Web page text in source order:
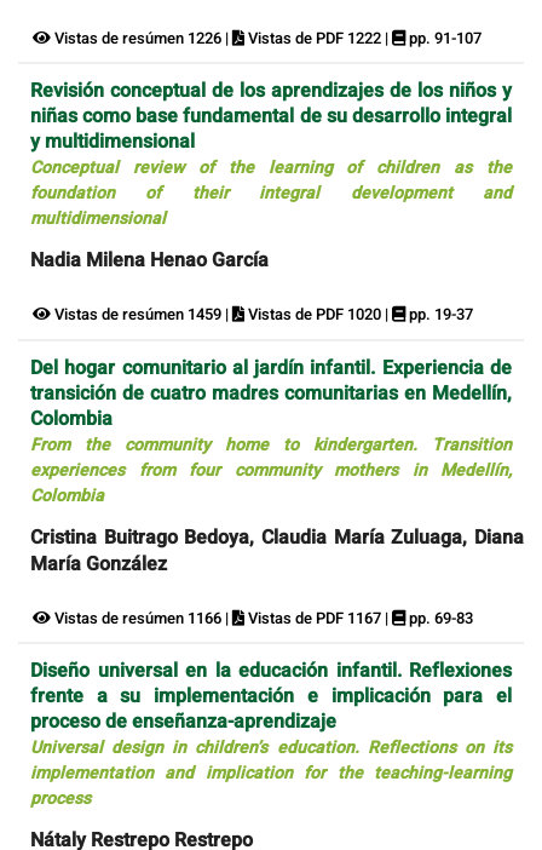
Vistas de resúmen 1226 | Vistas de PDF 1222 | pp. 91-107
Revisión conceptual de los aprendizajes de los niños y
niñas como base fundamental de su desarrollo integral
y multidimensional
Conceptual review of the learning of children as the
foundation of their integral development and
multidimensional
Nadia Milena Henao García
Vistas de resúmen 1459 | Vistas de PDF 1020 | pp. 19-37
Del hogar comunitario al jardín infantil. Experiencia de
transición de cuatro madres comunitarias en Medellín,
Colombia
From the community home to kindergarten. Transition
experiences from four community mothers in Medellín,
Colombia
Cristina Buitrago Bedoya, Claudia María Zuluaga, Diana
María González
Vistas de resúmen 1166 | Vistas de PDF 1167 | pp. 69-83
Diseño universal en la educación infantil. Reflexiones
frente a su implementación e implicación para el
proceso de enseñanza-aprendizaje
Universal design in children’s education. Reflections on its
implementation and implication for the teaching-learning
process
Nátaly Restrepo Restrepo